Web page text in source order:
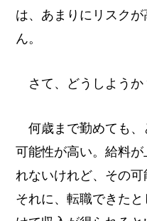
は、あまりにリスク
ん。
さて、どうしようか
何歳まで勤めても、
可能性が高い。給料
れないけれど、その可
それに、転職できた